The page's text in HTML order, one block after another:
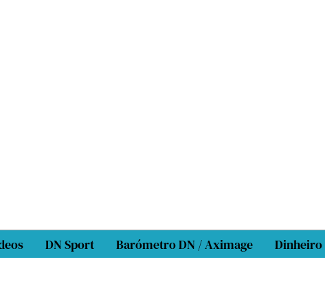
DN Sport Barómetro DN / Aximage Dinheiro